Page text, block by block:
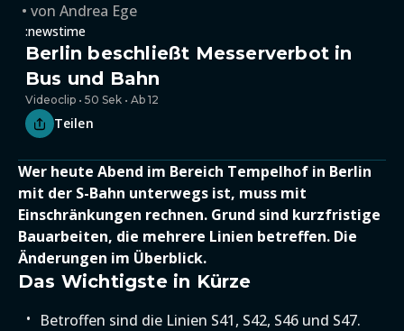
von Andrea Ege
:newstime
Berlin beschließt Messerverbot in
Bus und Bahn
Videoclip • 50 Sek • Ab 12
Teilen
Wer heute Abend im Bereich Tempelhof in Berlin
mit der S-Bahn unterwegs ist, muss mit
Einschränkungen rechnen. Grund sind kurzfristige
Bauarbeiten, die mehrere Linien betreffen. Die
Änderungen im Überblick.
Das Wichtigste in Kürze
Betroffen sind die Linien S41, S42, S46 und S47.